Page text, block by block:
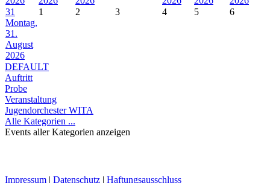
31
Montag,
31.
August
2026
1 2 3 4 5 6
DEFAULT
Auftritt
Probe
Veranstaltung
Jugendorchester WITA
Alle Kategorien ...
Events aller Kategorien anzeigen
Impressum | Datenschutz | Haftungsausschluss